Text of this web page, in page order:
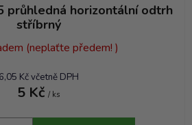
průhledná horizontální odtrh
stříbrný
(neplaťte předem! )
6,05 Kč včetně DPH
5 Kč / ks